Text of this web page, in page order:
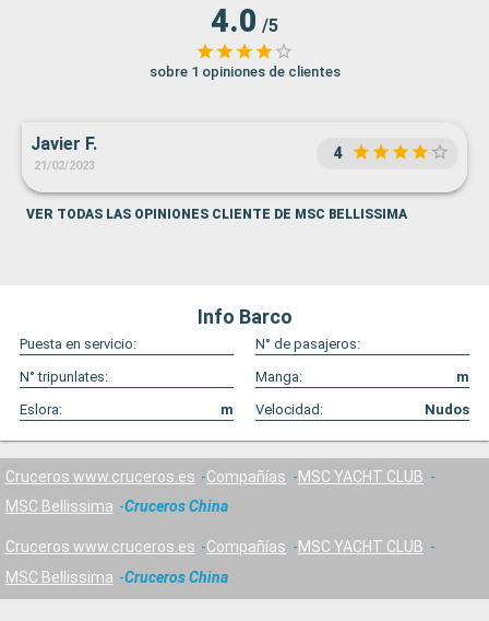
4.0 /5
sobre 1 opiniones de clientes
Javier F.
21/02/2023
4
VER TODAS LAS OPINIONES CLIENTE DE MSC BELLISSIMA
Info Barco
Puesta en servicio:
N° de pasajeros:
N° tripunlates:
Manga:
m
Eslora:
m Velocidad: Nudos
Cruceros www.cruceros.es Compañías
MSC YACHT CLUB
MSC Bellissima
Cruceros China
Cruceros www.cruceros.es Compañías
MSC YACHT CLUB
MSC Bellissima
Cruceros China